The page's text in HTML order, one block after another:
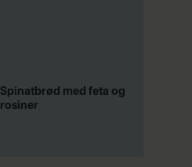
Spinatbrød med feta og
rosiner